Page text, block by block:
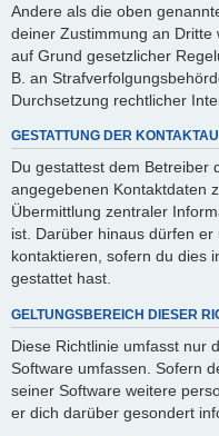
Andere als die oben
deiner Zustimmung an
auf Grund gesetzlicher
B. an
Durchsetzung rechtlicher
GESTATTUNG DER
Du gestattest dem Betreiber
angegebenen Kontaktdaten
Übermittlung zentraler
ist. Darüber hinaus dürfen
kontaktieren, sofern du dies
gestattet hast.
GELTUNGSBEREICH DIESER
Diese Richtlinie umfasst nur
Software umfassen. Sofern
seiner Software weitere
er dich darüber gesondert